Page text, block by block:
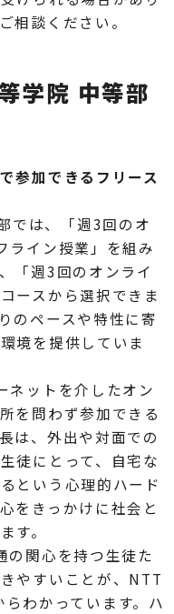
相談ください。
学院 中等部
参加できるフリース
は、「週3回のオ
ライン授業」を組み
「週3回のオンライ
ースから選択できま
のペースや特性に寄
境を提供していま
ットを介したオン
を問わず参加できる
は、外出や対面での
徒にとって、自宅な
という心理的ハード
をきっかけに社会と
す。
関心を持つ生徒た
やすいことが、NTT
わかっています。ハ